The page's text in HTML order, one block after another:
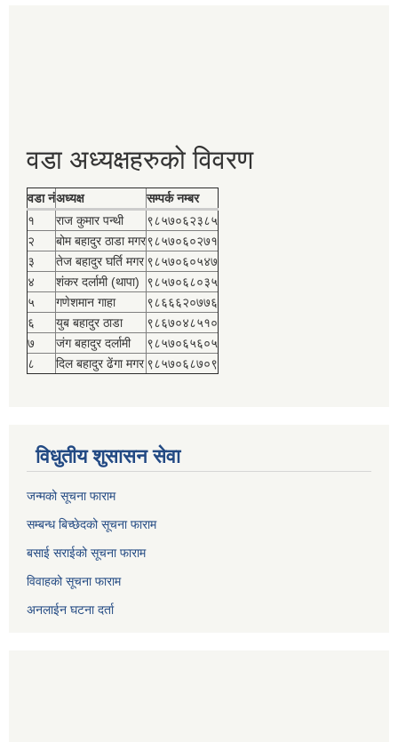
वडा अध्यक्षहरुको विवरण
वडा नंअध्यक्ष
सम्पर्क नम्बर
१
राज कुमार पन्थी
९८५७०६२३८५
२
बोम बहादुर ठाडा मगर९८५७०६०२७१
३
तेज बहादुर घर्ति मगर ९८५७०६०५४७
४
शंकर दर्लामी (थापा)
९८५७०६८०३५
५
गणेशमान गाहा
९८६६६२०७७६
६
युब बहादुर ठाडा
९८६७०४८५१०
७
जंग बहादुर दर्लामी
९८५७०६५६०५
८
दिल बहादुर ढेंगा मगर ९८५७०६८७०९
विधुतीय शुसासन सेवा
जन्मको सूचना फाराम
सम्बन्ध बिच्छेदको सूचना फाराम
बसाई सराईको सूचना फाराम
विवाहको सूचना फाराम
अनलाईन घटना दर्ता